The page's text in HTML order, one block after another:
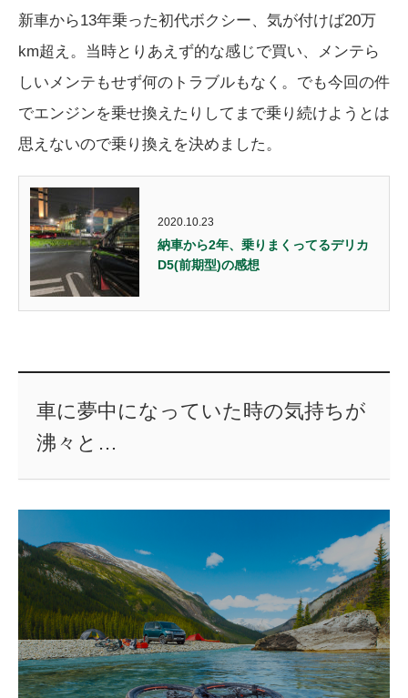
新車から13年乗った初代ボクシー、気が付けば20万
km超え。当時とりあえず的な感じで買い、メンテら
しいメンテもせず何のトラブルもなく。でも今回の件
でエンジンを乗せ換えたりしてまで乗り続けようとは
思えないので乗り換えを決めました。
2020.10.23
納車から2年、乗りまくってるデリカ
D5(前期型)の感想
車に夢中になっていた時の気持ちが
沸々と…